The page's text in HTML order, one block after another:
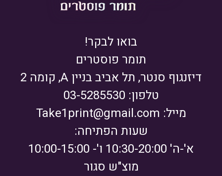
בואו לבקר!
תומר פוסטרים
דיזנגוף סנטר, תל אביב בניין A, קומה 2
טלפון: 03-5285530
מייל: Take1print@gmail.com
שעות הפתיחה:
א'-ה' 10:30-20:00 ו'- 10:00-15:00
מוצ"ש סגור